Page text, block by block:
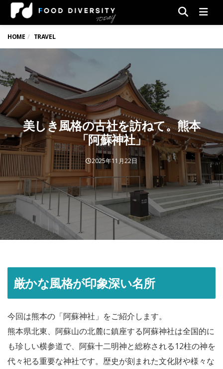
HOME TRAVEL
美しき風格の古社を訪ねて。熊本
「阿蘇神社」
2025年11月22日
厳かな風格が印象深い名所
今回は熊本の「阿蘇神社」をご紹介します。
熊本県北東、阿蘇山の北麓に鎮座する阿蘇神社は全国的に
も珍しい横参道で、阿蘇十二明神と総称される12柱の神を
代々祀る重要な神社です。歴史が刻まれた文化財や様々な